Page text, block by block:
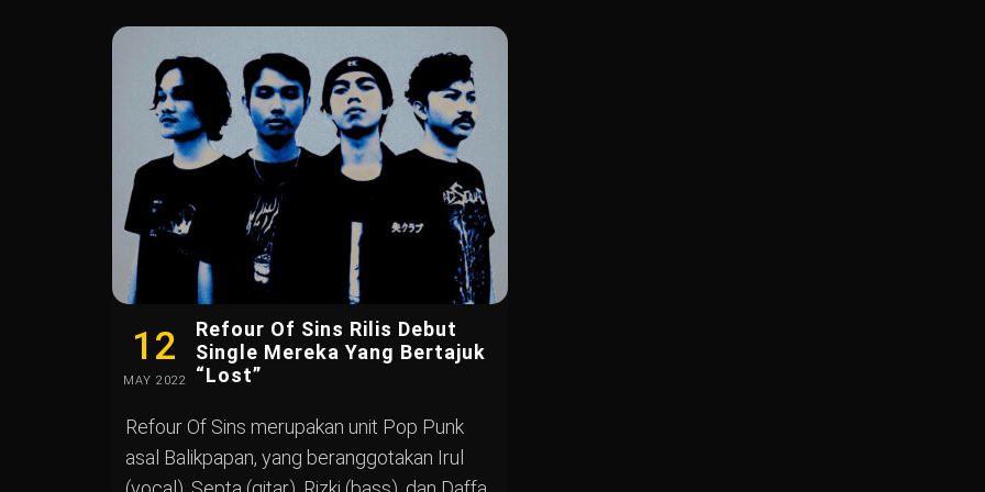
12
MAY 2022
Refour Of Sins Rilis Debut
Single Mereka Yang Bertajuk
“Lost”
Refour Of Sins merupakan unit Pop Punk
asal Balikpapan, yang beranggotakan Irul